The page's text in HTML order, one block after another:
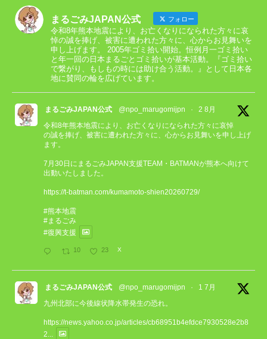
まるごみJAPAN公式 フォロー
令和8年熊本地震により、お亡くなりになられた方々に哀
悼の誠を捧げ、被害に遭われた方々に、心からお見舞いを
申し上げます。 2005年ゴミ拾い開始。恒例月一ゴミ拾い
と年一回の日本まるごとゴミ拾いが基本活動。『ゴミ拾い
で繋がり、もしもの時には助け合う活動。』として日本各
地に賛同の輪を広げています。
まるごみJAPAN公式 @npo_marugomijpn ·
2 8月
令和8年熊本地震により、お亡くなりになられた方々に哀悼
の誠を捧げ、被害に遭われた方々に、心からお見舞いを申し上げ
ます。
7月30日にまるごみJAPAN支援TEAM・BATMANが熊本へ向けて
出動いたしました。
https://t-batman.com/kumamoto-shien20260729/
#熊本地震
#まるごみ
#復興支援
10 23 X
まるごみJAPAN公式 @npo_marugomijpn ·
1 7月
九州北部に今後線状降水帯発生の恐れ。
https://news.yahoo.co.jp/articles/cb68951b4efdce7930528e2b8
2...